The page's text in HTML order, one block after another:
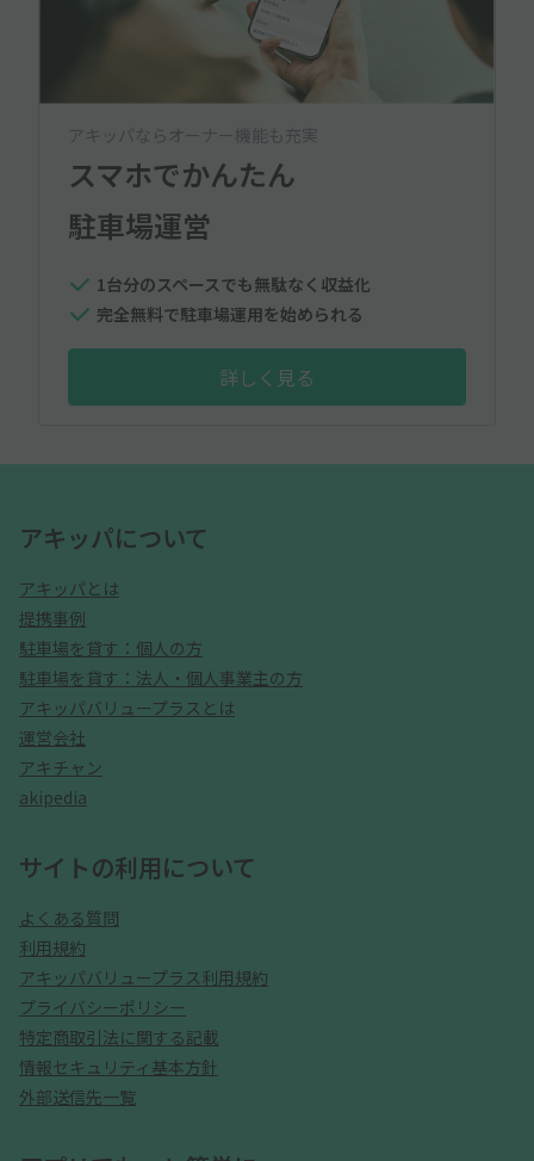
アキッパならオーナー機能も充実
スマホでかんたん
駐車場運営
1台分のスペースでも無駄なく収益化
完全無料で駐車場運用を始められる
詳しく見る
アキッパについて
アキッパとは
提携事例
駐車場を貸す：個人の方
駐車場を貸す：法人・個人事業主の方
アキッパバリュープラスとは
運営会社
アキチャン
akipedia
サイトの利用について
よくある質問
利用規約
アキッパバリュープラス利用規約
プライバシーポリシー
特定商取引法に関する記載
情報セキュリティ基本方針
外部送信先一覧